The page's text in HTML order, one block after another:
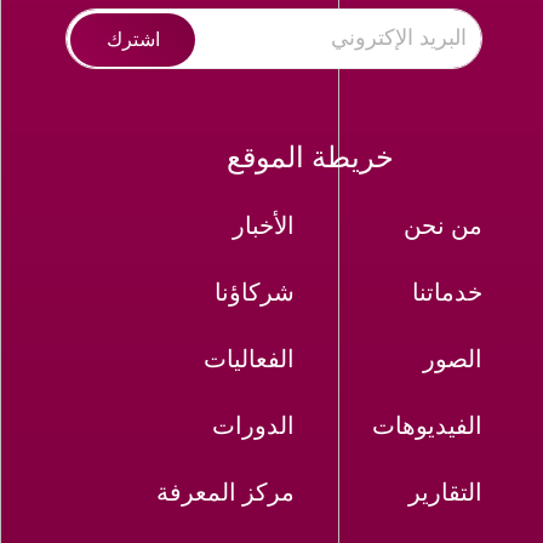
اشترك
خريطة الموقع
من نحن
خدماتنا
الصور
الفيديوهات
التقارير
الأخبار
شركاؤنا
الفعاليات
الدورات
مركز المعرفة